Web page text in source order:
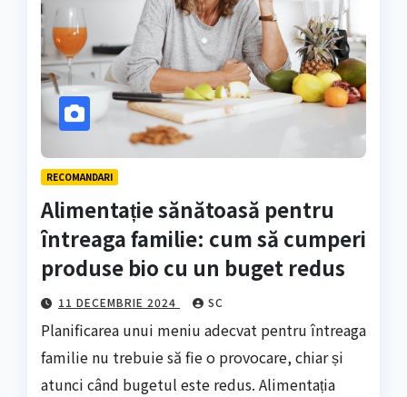
RECOMANDARI
Alimentație sănătoasă pentru
întreaga familie: cum să cumperi
produse bio cu un buget redus
11 DECEMBRIE 2024 SC
Planificarea unui meniu adecvat pentru întreaga
familie nu trebuie să fie o provocare, chiar și
atunci când bugetul este redus. Alimentația